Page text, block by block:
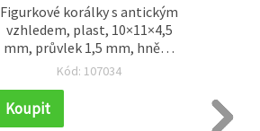
Figurkové korálky s antickým
vzhledem, plast, 10×11×4,5
mm, průvlek 1,5 mm, hnědé
– 50 g (~125 ks)
Kód: 107034
Koupit